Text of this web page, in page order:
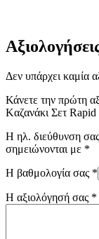
Δεν υπάρχει καμία
Κάνετε την πρώτη
Kαζανάκι Σετ
Η ηλ. διεύθυνση
σημειώνονται με *
Η βαθμολογία σας *
Η αξιολόγησή σας *